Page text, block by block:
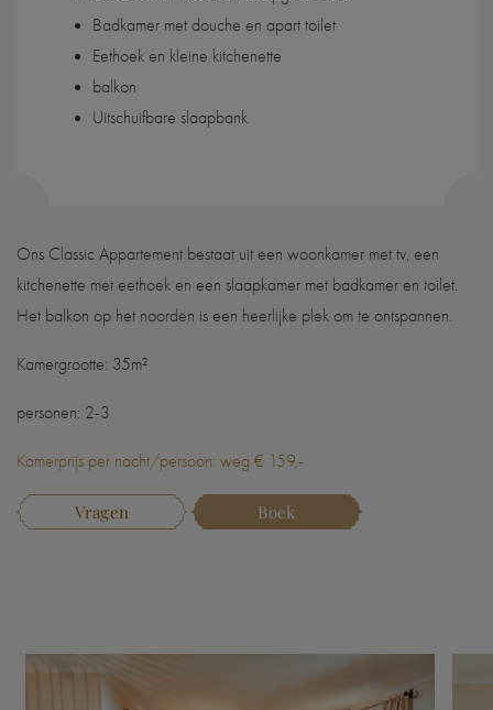
Badkamer met douche en apart toilet
Eethoek en kleine kitchenette
balkon
Uitschuifbare slaapbank
Ons Classic Appartement bestaat uit een woonkamer met tv, een
kitchenette met eethoek en een slaapkamer met badkamer en toilet.
Het balkon op het noorden is een heerlijke plek om te ontspannen.
Kamergrootte: 35m²
personen: 2-3
Kamerprijs per nacht/persoon: weg € 159,-
Vragen Boek